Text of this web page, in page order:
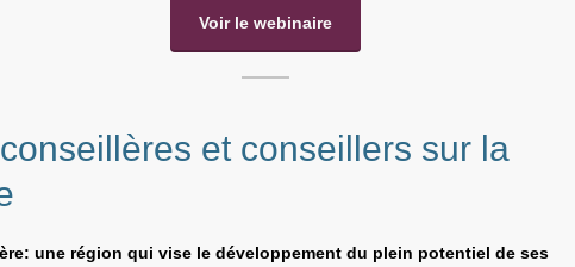
Voir le webinaire
et conseillers sur la
une région qui vise le développement du plein potentiel de ses